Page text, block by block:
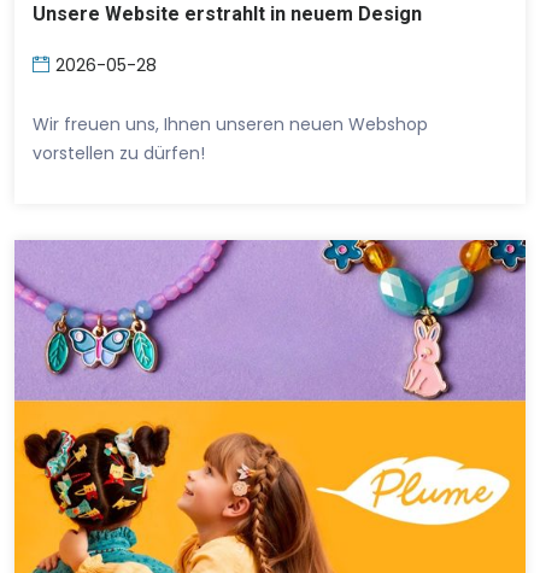
Unsere Website erstrahlt in neuem Design
2026-05-28
Wir freuen uns, Ihnen unseren neuen Webshop
vorstellen zu dürfen!